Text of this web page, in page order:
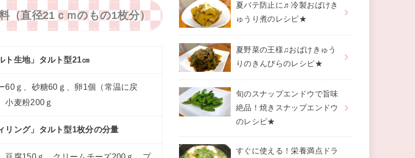
（直径21ｃｍのもの1枚分）
ト生地」タルト型21㎝
60ｇ、砂糖60ｇ、卵1個（常温に戻
小麦粉200ｇ
リング」タルト型1枚分の分量
夏バテ防止に♬冷製おばけき
ゅうり煮のレシピ★
夏野菜の王様♫おばけきゅう
りのきんぴらのレシピ★
旬のスナップエンドウで旨味
絶品！焼きスナップエンドウ
のレシピ★
すぐに使える！栄養満点ドラ